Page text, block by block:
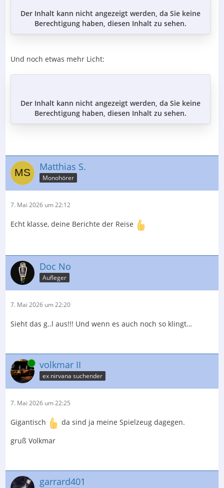
Der Inhalt kann nicht angezeigt werden, da Sie keine
Berechtigung haben, diesen Inhalt zu sehen.
Und noch etwas mehr Licht:
Der Inhalt kann nicht angezeigt werden, da Sie keine
Berechtigung haben, diesen Inhalt zu sehen.
Matthias S.
Monohörer
7. Mai 2026 um 22:12
Echt klasse, deine Berichte der Reise
Doc No
Aufleger
7. Mai 2026 um 22:20
Sieht das g..l aus!!! Und wenn es auch noch so klingt…
Online volkmar II
ex nirvana suchender
7. Mai 2026 um 22:25
Gigantisch
da sind ja meine Spielzeug dagegen.
gruß Volkmar
garrard401